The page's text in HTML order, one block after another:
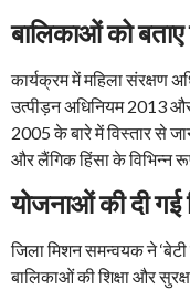
बालिकाओं को
कार्यक्रम में महिला संरक्षण
उत्पीड़न अधिनियम 2013
2005 के बारे में विस्तार से
और लैंगिक हिंसा के विभिन्न
योजनाओं की दी गई
जिला मिशन समन्वयक ने
बालिकाओं की शिक्षा और